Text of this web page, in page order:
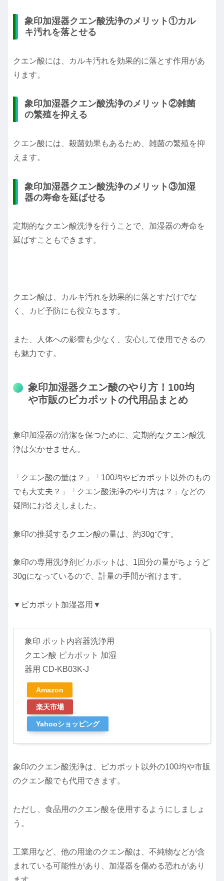
象印加湿器クエン酸洗浄のメリット①カル
キ汚れを落とせる
クエン酸には、カルキ汚れを効果的に落とす作用があ
ります。
象印加湿器クエン酸洗浄のメリット②雑菌
の繁殖を抑える
クエン酸には、殺菌効果もあるため、雑菌の繁殖を抑
えます。
象印加湿器クエン酸洗浄のメリット③加湿
器の寿命を延ばせる
定期的なクエン酸洗浄を行うことで、加湿器の寿命を
延ばすこともできます。
クエン酸は、カルキ汚れを効果的に落とすだけでな
く、カビ予防にも役立ちます。
また、人体への影響も少なく、安心して使用できるの
も魅力です。
象印加湿器クエン酸のやり方！100均
や市販のピカポットの代用品まとめ
象印加湿器の清潔を保つために、定期的なクエン酸洗
浄は欠かせません。
「クエン酸の量は？」「100均やピカポット以外のもの
でも大丈夫？」「クエン酸洗浄のやり方は？」などの
疑問にお答えしました。
象印の推奨するクエン酸の量は、約30gです。
象印の専用洗浄剤ピカポットは、1回分の量がちょうど
30gになっているので、計量の手間が省けます。
▼ピカポット加湿器用▼
象印 ポット内容器洗浄用
クエン酸 ピカポット 加湿
器用 CD-KB03K-J
Amazon
楽天市場
Yahooショッピング
象印のクエン酸洗浄は、ピカポット以外の100均や市販
のクエン酸でも代用できます。
ただし、食品用のクエン酸を使用するようにしましょ
う。
工業用など、他の用途のクエン酸は、不純物などが含
まれている可能性があり、加湿器を傷める恐れがあり